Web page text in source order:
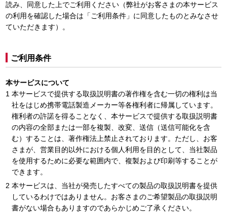
読み、同意した上でご利用ください（弊社がお客さまの本サービス
の利用を確認した場合は「ご利用条件」に同意したものとみなさせ
ていただきます）。
ご利用条件
本サービスについて
本サービスで提供する取扱説明書の著作権を含む一切の権利は当
社をはじめ携帯電話製造メーカー等各権利者に帰属しています。
権利者の許諾を得ることなく、本サービスで提供する取扱説明書
の内容の全部または一部を複製、改変、送信（送信可能化を含
む）することは、著作権法上禁止されております。ただし、お客
さまが、営業目的以外における個人利用を目的として、当社製品
を使用するために必要な範囲内で、複製および印刷等することが
できます。
本サービスは、当社が発売したすべての製品の取扱説明書を提供
しているわけではありません。お客さまのご希望製品の取扱説明
書がない場合もありますのであらかじめご了承ください。